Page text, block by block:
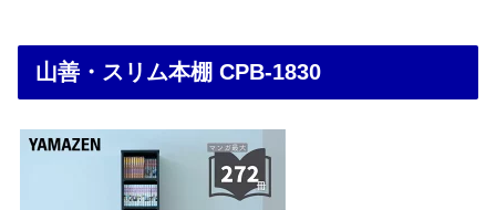
山善・スリム本棚 CPB-1830